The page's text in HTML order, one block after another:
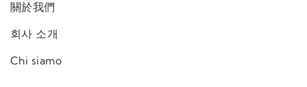
關於我們
회사 소개
Chi siamo